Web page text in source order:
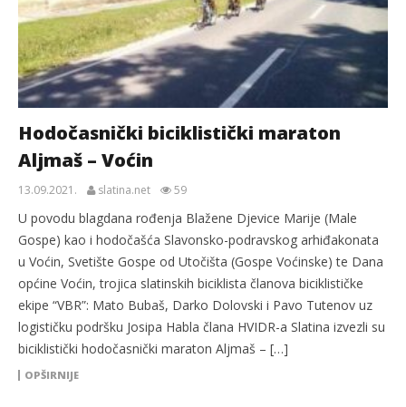
Hodočasnički biciklistički maraton
Aljmaš – Voćin
13.09.2021. slatina.net 59
U povodu blagdana rođenja Blažene Djevice Marije (Male
Gospe) kao i hodočašća Slavonsko-podravskog arhiđakonata
u Voćin, Svetište Gospe od Utočišta (Gospe Voćinske) te Dana
općine Voćin, trojica slatinskih biciklista članova biciklističke
ekipe “VBR”: Mato Bubaš, Darko Dolovski i Pavo Tutenov uz
logističku podršku Josipa Habla člana HVIDR-a Slatina izvezli su
biciklistički hodočasnički maraton Aljmaš – […]
OPŠIRNIJE